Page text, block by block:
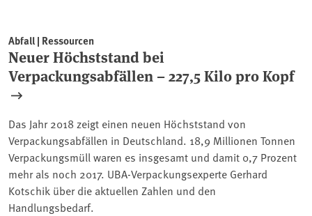
Abfall | Ressourcen
Neuer Höchststand bei
Verpackungsabfällen – 227,5 Kilo pro Kopf
Das Jahr 2018 zeigt einen neuen Höchststand von
Verpackungsabfällen in Deutschland. 18,9 Millionen Tonnen
Verpackungsmüll waren es insgesamt und damit 0,7 Prozent
mehr als noch 2017. UBA-Verpackungsexperte Gerhard
Kotschik über die aktuellen Zahlen und den
Handlungsbedarf.